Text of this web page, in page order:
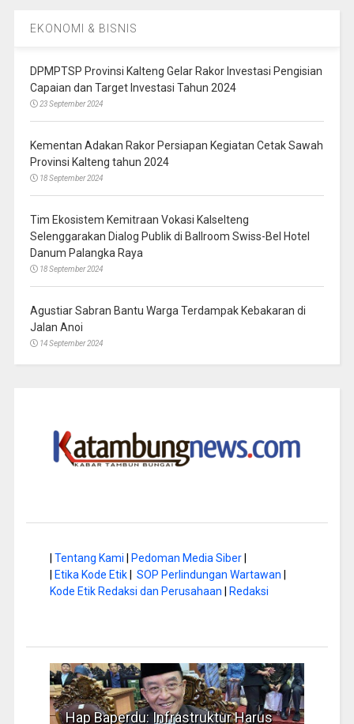
EKONOMI & BISNIS
DPMPTSP Provinsi Kalteng Gelar Rakor Investasi Pengisian
Capaian dan Target Investasi Tahun 2024
23 September 2024
Kementan Adakan Rakor Persiapan Kegiatan Cetak Sawah
Provinsi Kalteng tahun 2024
18 September 2024
Tim Ekosistem Kemitraan Vokasi Kalselteng
Selenggarakan Dialog Publik di Ballroom Swiss-Bel Hotel
Danum Palangka Raya
18 September 2024
Agustiar Sabran Bantu Warga Terdampak Kebakaran di
Jalan Anoi
14 September 2024
Tentang Kami Pedoman Media Siber|
Etika Kode Etik| SOP Perlindungan Wartawan
Kode Etik Redaksi dan Perusahaan
Redaksi
Hap Baperdu: Infrastruktur Harus